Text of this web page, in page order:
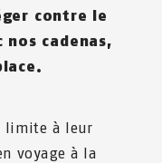
contre le
nos cadenas,
limite à leur
voyage à la